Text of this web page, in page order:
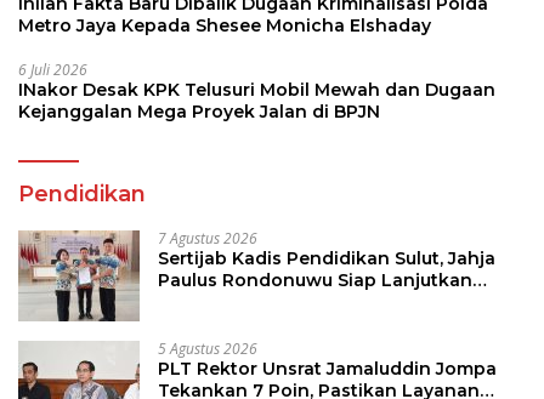
Metro Jaya Kepada Shesee Monicha Elshaday
6 Juli 2026
INakor Desak KPK Telusuri Mobil Mewah dan Dugaan
Kejanggalan Mega Proyek Jalan di BPJN
Pendidikan
7 Agustus 2026
Sertijab Kadis Pendidikan Sulut, Jahja
Paulus Rondonuwu Siap Lanjutkan
5 Agustus 2026
PLT Rektor Unsrat Jamaluddin Jompa
Tekankan 7 Poin, Pastikan Layanan